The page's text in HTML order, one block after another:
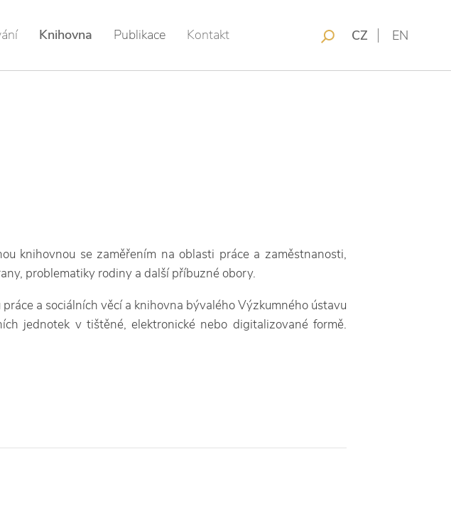
Knihovna Publikace Kontakt CZ EN
knihovnou se zaměřením na oblasti práce a zaměstnanosti,
problematiky rodiny a další příbuzné obory.
a sociálních věcí a knihovna bývalého Výzkumného ústavu
jednotek v tištěné, elektronické nebo digitalizované formě.